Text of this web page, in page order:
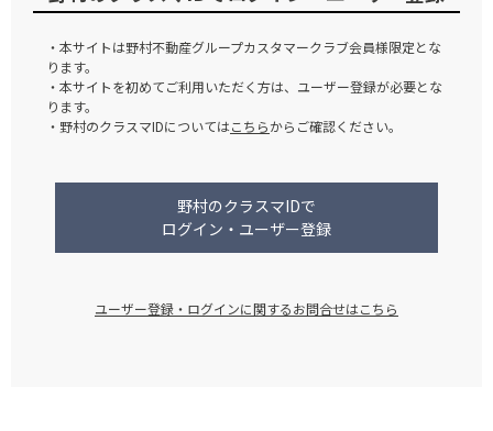
・本サイトは野村不動産グループカスタマークラブ会員様限定とな
ります。
・本サイトを初めてご利用いただく方は、ユーザー登録が必要とな
ります。
・野村のクラスマIDについてはこちらからご確認ください。
野村のクラスマIDで
ログイン・ユーザー登録
ユーザー登録・ログインに関するお問合せはこちら